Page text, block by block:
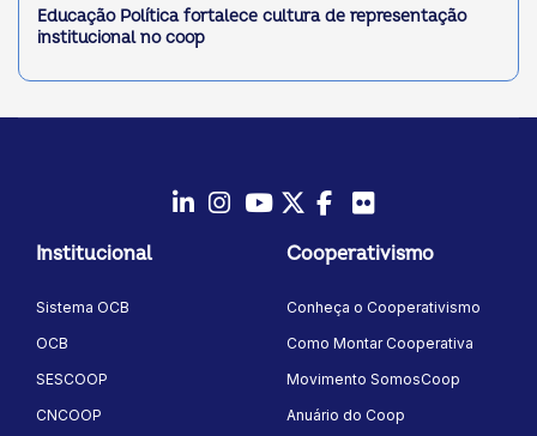
Educação Política fortalece cultura de representação
institucional no coop
Instagram
YoutubeTwitter/X
Facebook
Institucional
Sistema OCB
OCB
SESCOOP
CNCOOP
Cooperativismo
Conheça o Cooperativismo
Como Montar Cooperativa
Movimento SomosCoop
Anuário do Coop